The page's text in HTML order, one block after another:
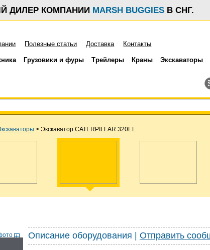
ДИЛЕР КОМПАНИИ MARSH BUGGIES В СНГ.
Полезные статьи Доставка Контакты
Грузовики и фуры Трейлеры Краны Экскаваторы
> Экскаватор CATERPILLAR 320EL
Описание оборудования Отправить